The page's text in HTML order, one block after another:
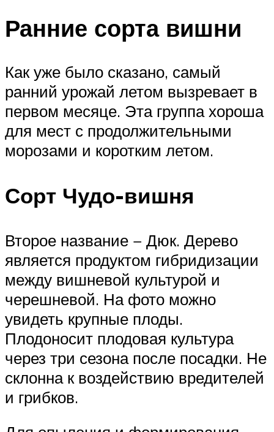
Ранние сорта вишни
Как уже было сказано, самый
ранний урожай летом вызревает в
первом месяце. Эта группа хороша
для мест с продолжительными
морозами и коротким летом.
Сорт Чудо-вишня
Второе название − Дюк. Дерево
является продуктом гибридизации
между вишневой культурой и
черешневой. На фото можно
увидеть крупные плоды.
Плодоносит плодовая культура
через три сезона после посадки. Не
склонна к воздействию вредителей
и грибков.